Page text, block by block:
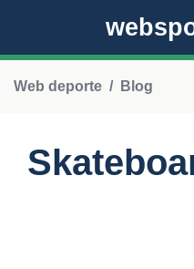
Web deporte Blog